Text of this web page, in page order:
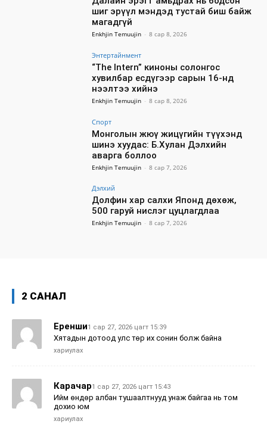
шиг эрүүл мэндэд тустай биш байж
магадгүй
Enkhjin Temuujin - 8 сар 8, 2026
Энтертайнмент
“The Intern” киноны солонгос
хувилбар есдүгээр сарын 16-нд
нээлтээ хийнэ
Enkhjin Temuujin - 8 сар 8, 2026
Спорт
Монголын жюү жицүгийн түүхэнд
шинэ хуудас: Б.Хулан Дэлхийн
аварга боллоо
Enkhjin Temuujin - 8 сар 7, 2026
Дэлхий
Долфин хар салхи Японд дөхөж,
500 гаруй нислэг цуцлагдлаа
Enkhjin Temuujin - 8 сар 7, 2026
2 САНАЛ
Еренши1 сар 27, 2026 цагт 15:39
Хятадын дотоод улс төр их сонин болж байна
хариулах
Карачар1 сар 27, 2026 цагт 15:43
Ийм өндөр албан тушаалтнууд унаж байгаа нь том
дохио юм
хариулах